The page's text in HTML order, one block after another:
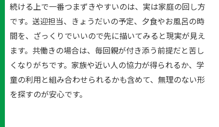
続ける上で一番つまずきやすいのは、実は家庭の回し方
です。送迎担当、きょうだいの予定、夕食やお風呂の時
間を、ざっくりでいいので先に描いてみると現実が見え
ます。共働きの場合は、毎回親が付き添う前提だと苦し
くなりがちです。家族や近い人の協力が得られるか、学
童の利用と組み合わせられるかも含めて、無理のない形
を探すのが安心です。